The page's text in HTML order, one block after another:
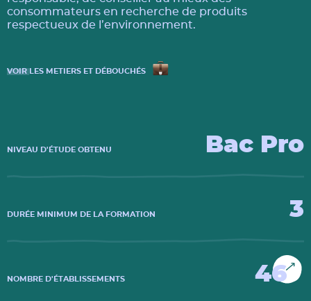
consommateurs en recherche de produits
respectueux de l’environnement.
VOIR LES METIERS ET DÉBOUCHÉS
NIVEAU D'ÉTUDE OBTENU Bac Pro
DURÉE MINIMUM DE LA FORMATION 3
NOMBRE D'ÉTABLISSEMENTS 46